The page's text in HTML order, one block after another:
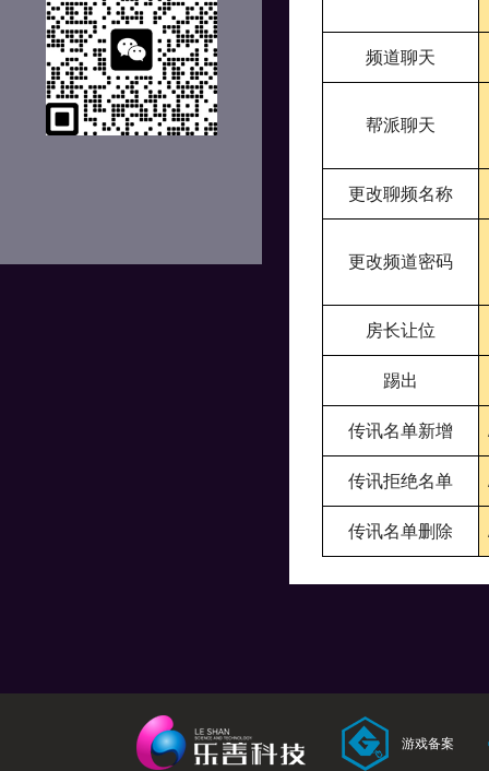
频道聊天
帮派聊天
更改聊频名称
更改频道密码
房长让位
踢出
传讯名单新增
传讯拒绝名单
传讯名单删除
游戏备案